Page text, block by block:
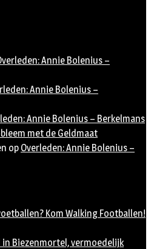
Annie Bolenius –
Annie Bolenius –
Annie Bolenius – Berkelmans
met de Geldmaat
op Overleden: Annie Bolenius –
Kom Walking Footballen!
Biezenmortel, vermoedelijk